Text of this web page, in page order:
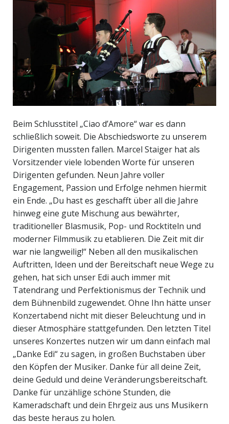
Beim Schlusstitel „Ciao d’Amore“ war es dann
schließlich soweit. Die Abschiedsworte zu unserem
Dirigenten mussten fallen. Marcel Staiger hat als
Vorsitzender viele lobenden Worte für unseren
Dirigenten gefunden. Neun Jahre voller
Engagement, Passion und Erfolge nehmen hiermit
ein Ende. „Du hast es geschafft über all die Jahre
hinweg eine gute Mischung aus bewährter,
traditioneller Blasmusik, Pop- und Rocktiteln und
moderner Filmmusik zu etablieren. Die Zeit mit dir
war nie langweilig!“ Neben all den musikalischen
Auftritten, Ideen und der Bereitschaft neue Wege zu
gehen, hat sich unser Edi auch immer mit
Tatendrang und Perfektionismus der Technik und
dem Bühnenbild zugewendet. Ohne Ihn hätte unser
Konzertabend nicht mit dieser Beleuchtung und in
dieser Atmosphäre stattgefunden. Den letzten Titel
unseres Konzertes nutzen wir um dann einfach mal
„Danke Edi“ zu sagen, in großen Buchstaben über
den Köpfen der Musiker. Danke für all deine Zeit,
deine Geduld und deine Veränderungsbereitschaft.
Danke für unzählige schöne Stunden, die
Kameradschaft und dein Ehrgeiz aus uns Musikern
das beste heraus zu holen.